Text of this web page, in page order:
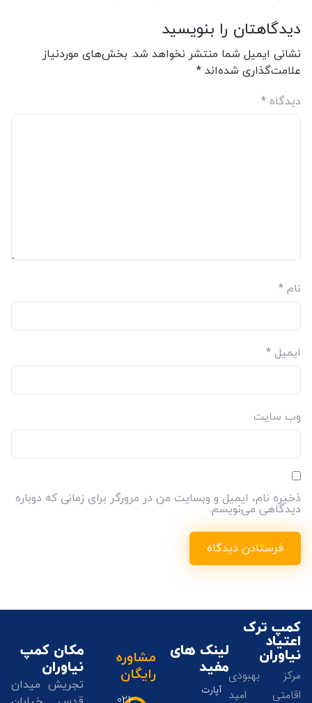
دیدگاهتان را بنویسید
نشانی ایمیل شما منتشر نخواهد شد. بخش‌های موردنیاز
علامت‌گذاری شده‌اند *
دیدگاه *
نام *
ایمیل *
وب‌ سایت
ذخیره نام، ایمیل و وبسایت من در مرورگر برای زمانی که دوباره
دیدگاهی می‌نویسم.
کمپ ترک
اعتیاد
نیاوران
مرکز بهبودی
اقامتی امید
لینک های
مفید
آپارت
مشاوره
رایگان
مکان کمپ
نیاوران
تجریش میدان